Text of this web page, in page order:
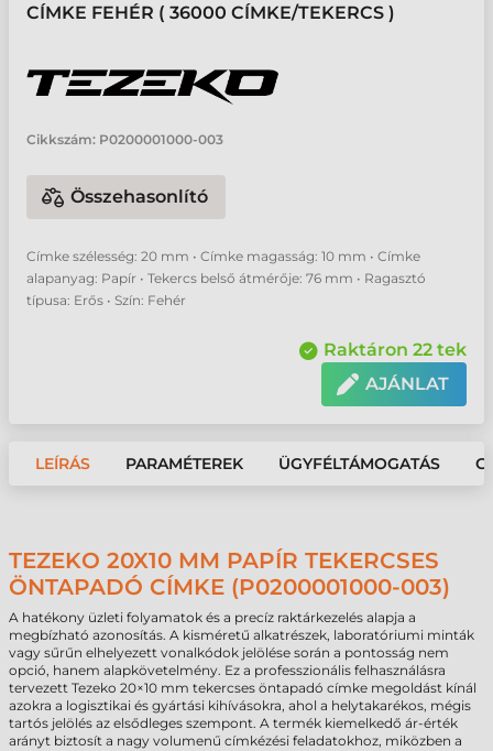
CÍMKE FEHÉR ( 36000 CÍMKE/TEKERCS )
Cikkszám: P0200001000-003
Összehasonlító
Címke szélesség: 20 mm • Címke magasság: 10 mm • Címke
alapanyag: Papír • Tekercs belső átmérője: 76 mm • Ragasztó
típusa: Erős • Szín: Fehér
Raktáron 22 tek
AJÁNLAT
LEÍRÁS PARAMÉTEREK ÜGYFÉLTÁMOGATÁS
TEZEKO 20X10 MM PAPÍR TEKERCSES
ÖNTAPADÓ CÍMKE (P0200001000-003)
A hatékony üzleti folyamatok és a precíz raktárkezelés alapja a
megbízható azonosítás. A kisméretű alkatrészek, laboratóriumi minták
vagy sűrűn elhelyezett vonalkódok jelölése során a pontosság nem
opció, hanem alapkövetelmény. Ez a professzionális felhasználásra
tervezett Tezeko 20×10 mm tekercses öntapadó címke megoldást kínál
azokra a logisztikai és gyártási kihívásokra, ahol a helytakarékos, mégis
tartós jelölés az elsődleges szempont. A termék kiemelkedő ár-érték
arányt biztosít a nagy volumenű címkézési feladatokhoz, miközben a